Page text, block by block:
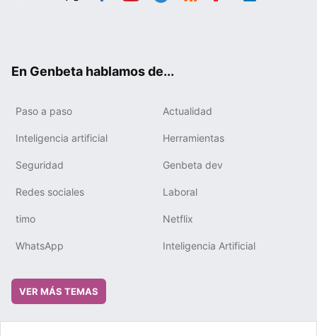
En Genbeta hablamos de...
Paso a paso Actualidad
Inteligencia artificial Herramientas
Seguridad Genbeta dev
Redes sociales Laboral
timo Netflix
WhatsApp Inteligencia Artificial
VER MÁS TEMAS